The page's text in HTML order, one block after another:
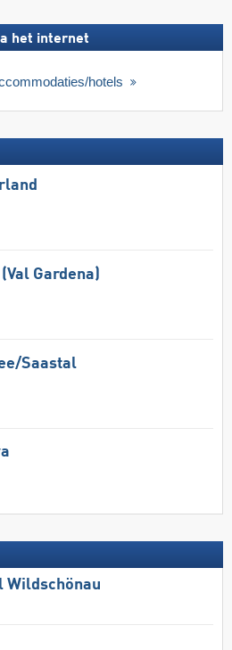
het internet
hotels
Gardena)
​Saastal
Wildschönau